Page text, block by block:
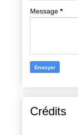
Message *
Crédits